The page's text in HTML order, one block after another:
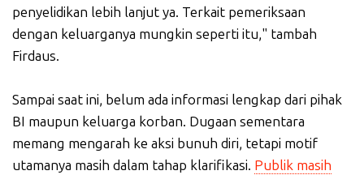
penyelidikan lebih lanjut ya. Terkait pemeriksaan
dengan keluarganya mungkin seperti itu," tambah
Firdaus.
Sampai saat ini, belum ada informasi lengkap dari pihak
BI maupun keluarga korban. Dugaan sementara
memang mengarah ke aksi bunuh diri, tetapi motif
utamanya masih dalam tahap klarifikasi. Publik masih